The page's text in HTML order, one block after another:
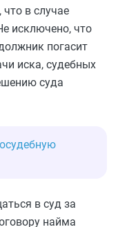
в случае
исключено, что
погасит
иска, судебных
суда
в суд за
найма